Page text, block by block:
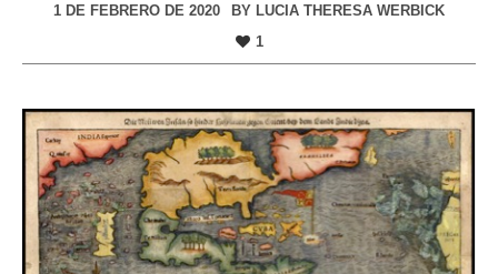
1 DE FEBRERO DE 2020 BY LUCIA THERESA WERBICK
1